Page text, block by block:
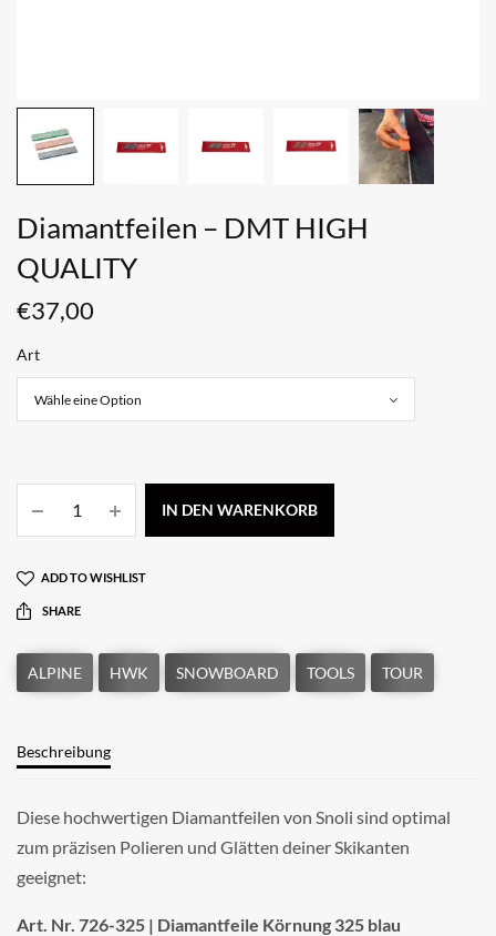
Diamantfeilen – DMT HIGH
QUALITY
€37,00
Art
IN DEN WARENKORB
ADD TO WISHLIST
SHARE
Beschreibung
Diese hochwertigen Diamantfeilen von Snoli sind optimal
zum präzisen Polieren und Glätten deiner Skikanten
geeignet:
Art. Nr. 726-325 | Diamantfeile Körnung 325 blau